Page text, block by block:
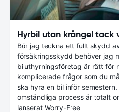
Hyrbil utan krångel tack
Bör jag teckna ett fullt skydd
försäkringsskydd behöver jag
biluthyrningsföretag är rätt för
komplicerade frågor som du
ska hyra en bil inför
omständliga process är totalt
lanserat Worry-Free